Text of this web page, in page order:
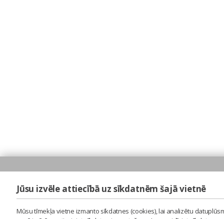
Jūsu izvēle attiecībā uz sīkdatnēm šajā vietnē
Mūsu tīmekļa vietne izmanto sīkdatnes (cookies), lai analizētu